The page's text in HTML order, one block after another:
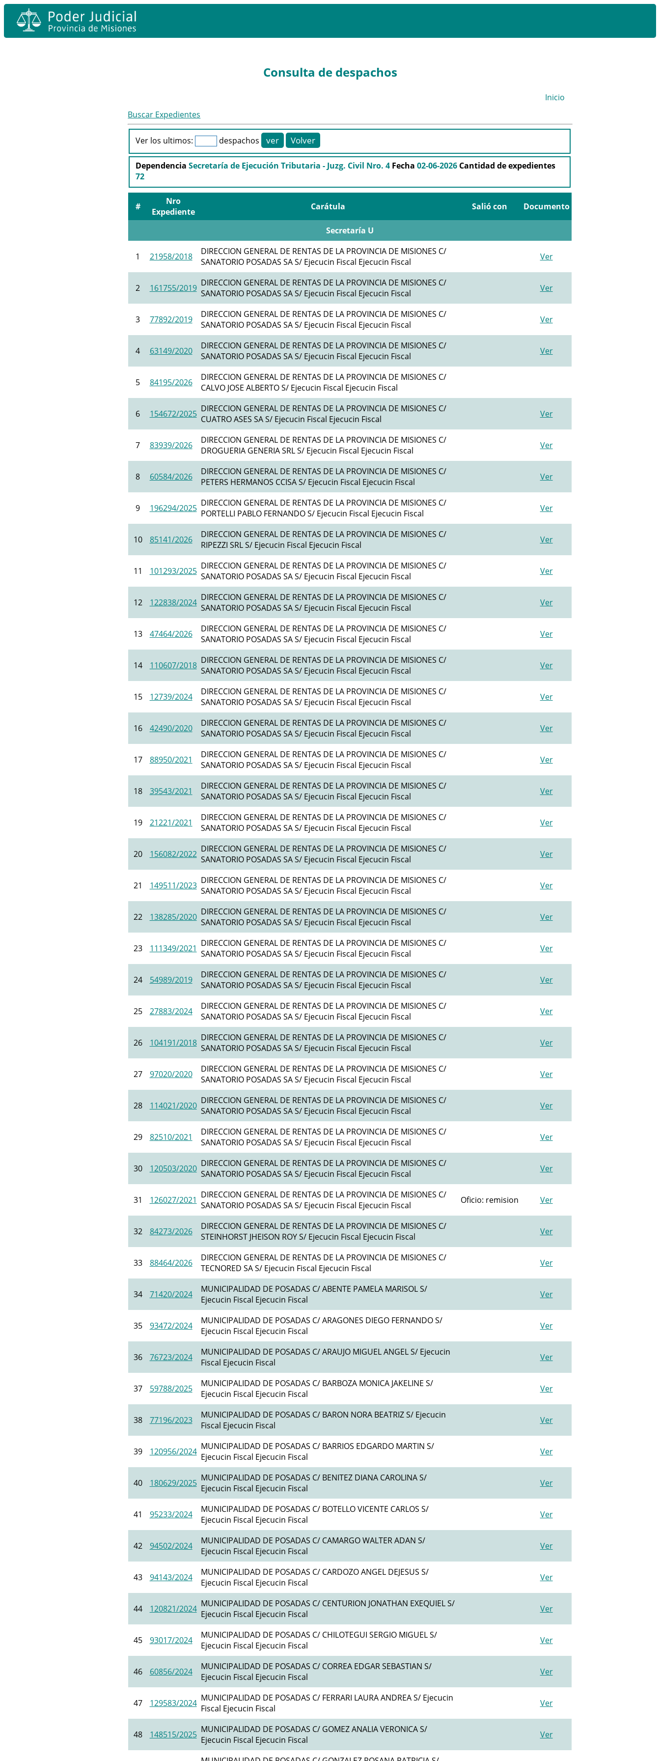
Consulta de despachos
Inicio
Buscar Expedientes
Ver los ultimos: despachos
DependenciaSecretaría de Ejecución Tributaria - Juzg. Civil Nro. 4 Fecha02-06-2026 Cantidad de expedientes
72
#
Nro
Expediente
Carátula Salió con Documento
Secretaría U
1 21958/2018
DIRECCION GENERAL DE RENTAS DE LA PROVINCIA DE MISIONES C/
SANATORIO POSADAS SA S/ Ejecucin Fiscal Ejecucin Fiscal
Ver
2 161755/2019 DIRECCION GENERAL DE RENTAS DE LA PROVINCIA DE MISIONES C/
SANATORIO POSADAS SA S/ Ejecucin Fiscal Ejecucin Fiscal
Ver
3 77892/2019
DIRECCION GENERAL DE RENTAS DE LA PROVINCIA DE MISIONES C/
SANATORIO POSADAS SA S/ Ejecucin Fiscal Ejecucin Fiscal
Ver
4 63149/2020
DIRECCION GENERAL DE RENTAS DE LA PROVINCIA DE MISIONES C/
SANATORIO POSADAS SA S/ Ejecucin Fiscal Ejecucin Fiscal
Ver
5 84195/2026
DIRECCION GENERAL DE RENTAS DE LA PROVINCIA DE MISIONES C/
CALVO JOSE ALBERTO S/ Ejecucin Fiscal Ejecucin Fiscal
6 154672/2025 DIRECCION GENERAL DE RENTAS DE LA PROVINCIA DE MISIONES C/
CUATRO ASES SA S/ Ejecucin Fiscal Ejecucin Fiscal
Ver
7 83939/2026
DIRECCION GENERAL DE RENTAS DE LA PROVINCIA DE MISIONES C/
DROGUERIA GENERIA SRL S/ Ejecucin Fiscal Ejecucin Fiscal
Ver
8 60584/2026
DIRECCION GENERAL DE RENTAS DE LA PROVINCIA DE MISIONES C/
PETERS HERMANOS CCISA S/ Ejecucin Fiscal Ejecucin Fiscal
Ver
9 196294/2025 DIRECCION GENERAL DE RENTAS DE LA PROVINCIA DE MISIONES C/
PORTELLI PABLO FERNANDO S/ Ejecucin Fiscal Ejecucin Fiscal
Ver
10 85141/2026
DIRECCION GENERAL DE RENTAS DE LA PROVINCIA DE MISIONES C/
RIPEZZI SRL S/ Ejecucin Fiscal Ejecucin Fiscal
Ver
11 101293/2025 DIRECCION GENERAL DE RENTAS DE LA PROVINCIA DE MISIONES C/
SANATORIO POSADAS SA S/ Ejecucin Fiscal Ejecucin Fiscal
Ver
12 122838/2024 DIRECCION GENERAL DE RENTAS DE LA PROVINCIA DE MISIONES C/
SANATORIO POSADAS SA S/ Ejecucin Fiscal Ejecucin Fiscal
Ver
13 47464/2026
DIRECCION GENERAL DE RENTAS DE LA PROVINCIA DE MISIONES C/
SANATORIO POSADAS SA S/ Ejecucin Fiscal Ejecucin Fiscal
Ver
14 110607/2018 DIRECCION GENERAL DE RENTAS DE LA PROVINCIA DE MISIONES C/
SANATORIO POSADAS SA S/ Ejecucin Fiscal Ejecucin Fiscal
Ver
15 12739/2024
DIRECCION GENERAL DE RENTAS DE LA PROVINCIA DE MISIONES C/
SANATORIO POSADAS SA S/ Ejecucin Fiscal Ejecucin Fiscal
Ver
16 42490/2020
DIRECCION GENERAL DE RENTAS DE LA PROVINCIA DE MISIONES C/
SANATORIO POSADAS SA S/ Ejecucin Fiscal Ejecucin Fiscal
Ver
17 88950/2021
DIRECCION GENERAL DE RENTAS DE LA PROVINCIA DE MISIONES C/
SANATORIO POSADAS SA S/ Ejecucin Fiscal Ejecucin Fiscal
Ver
18 39543/2021
DIRECCION GENERAL DE RENTAS DE LA PROVINCIA DE MISIONES C/
SANATORIO POSADAS SA S/ Ejecucin Fiscal Ejecucin Fiscal
Ver
19 21221/2021
DIRECCION GENERAL DE RENTAS DE LA PROVINCIA DE MISIONES C/
SANATORIO POSADAS SA S/ Ejecucin Fiscal Ejecucin Fiscal
Ver
20 156082/2022 DIRECCION GENERAL DE RENTAS DE LA PROVINCIA DE MISIONES C/
SANATORIO POSADAS SA S/ Ejecucin Fiscal Ejecucin Fiscal
Ver
21 149511/2023 DIRECCION GENERAL DE RENTAS DE LA PROVINCIA DE MISIONES C/
SANATORIO POSADAS SA S/ Ejecucin Fiscal Ejecucin Fiscal
Ver
22 138285/2020 DIRECCION GENERAL DE RENTAS DE LA PROVINCIA DE MISIONES C/
SANATORIO POSADAS SA S/ Ejecucin Fiscal Ejecucin Fiscal
Ver
23 111349/2021 DIRECCION GENERAL DE RENTAS DE LA PROVINCIA DE MISIONES C/
SANATORIO POSADAS SA S/ Ejecucin Fiscal Ejecucin Fiscal
Ver
24 54989/2019
DIRECCION GENERAL DE RENTAS DE LA PROVINCIA DE MISIONES C/
SANATORIO POSADAS SA S/ Ejecucin Fiscal Ejecucin Fiscal
Ver
25 27883/2024
DIRECCION GENERAL DE RENTAS DE LA PROVINCIA DE MISIONES C/
SANATORIO POSADAS SA S/ Ejecucin Fiscal Ejecucin Fiscal
Ver
26 104191/2018 DIRECCION GENERAL DE RENTAS DE LA PROVINCIA DE MISIONES C/
SANATORIO POSADAS SA S/ Ejecucin Fiscal Ejecucin Fiscal
Ver
27 97020/2020
DIRECCION GENERAL DE RENTAS DE LA PROVINCIA DE MISIONES C/
SANATORIO POSADAS SA S/ Ejecucin Fiscal Ejecucin Fiscal
Ver
28 114021/2020 DIRECCION GENERAL DE RENTAS DE LA PROVINCIA DE MISIONES C/
SANATORIO POSADAS SA S/ Ejecucin Fiscal Ejecucin Fiscal
Ver
29 82510/2021
DIRECCION GENERAL DE RENTAS DE LA PROVINCIA DE MISIONES C/
SANATORIO POSADAS SA S/ Ejecucin Fiscal Ejecucin Fiscal
Ver
30 120503/2020 DIRECCION GENERAL DE RENTAS DE LA PROVINCIA DE MISIONES C/
SANATORIO POSADAS SA S/ Ejecucin Fiscal Ejecucin Fiscal
Ver
31 126027/2021 DIRECCION GENERAL DE RENTAS DE LA PROVINCIA DE MISIONES C/
SANATORIO POSADAS SA S/ Ejecucin Fiscal Ejecucin Fiscal
Oficio: remision Ver
32 84273/2026
DIRECCION GENERAL DE RENTAS DE LA PROVINCIA DE MISIONES C/
STEINHORST JHEISON ROY S/ Ejecucin Fiscal Ejecucin Fiscal
Ver
33 88464/2026
DIRECCION GENERAL DE RENTAS DE LA PROVINCIA DE MISIONES C/
TECNORED SA S/ Ejecucin Fiscal Ejecucin Fiscal
Ver
34 71420/2024
MUNICIPALIDAD DE POSADAS C/ ABENTE PAMELA MARISOL S/
Ejecucin Fiscal Ejecucin Fiscal
Ver
35 93472/2024
MUNICIPALIDAD DE POSADAS C/ ARAGONES DIEGO FERNANDO S/
Ejecucin Fiscal Ejecucin Fiscal
Ver
36 76723/2024
MUNICIPALIDAD DE POSADAS C/ ARAUJO MIGUEL ANGEL S/ Ejecucin
Fiscal Ejecucin Fiscal
Ver
37 59788/2025
MUNICIPALIDAD DE POSADAS C/ BARBOZA MONICA JAKELINE S/
Ejecucin Fiscal Ejecucin Fiscal
Ver
38 77196/2023
MUNICIPALIDAD DE POSADAS C/ BARON NORA BEATRIZ S/ Ejecucin
Fiscal Ejecucin Fiscal
Ver
39 120956/2024 MUNICIPALIDAD DE POSADAS C/ BARRIOS EDGARDO MARTIN S/
Ejecucin Fiscal Ejecucin Fiscal
Ver
40 180629/2025 MUNICIPALIDAD DE POSADAS C/ BENITEZ DIANA CAROLINA S/
Ejecucin Fiscal Ejecucin Fiscal
Ver
41 95233/2024
MUNICIPALIDAD DE POSADAS C/ BOTELLO VICENTE CARLOS S/
Ejecucin Fiscal Ejecucin Fiscal
Ver
42 94502/2024
MUNICIPALIDAD DE POSADAS C/ CAMARGO WALTER ADAN S/
Ejecucin Fiscal Ejecucin Fiscal
Ver
43 94143/2024
MUNICIPALIDAD DE POSADAS C/ CARDOZO ANGEL DEJESUS S/
Ejecucin Fiscal Ejecucin Fiscal
Ver
44 120821/2024 MUNICIPALIDAD DE POSADAS C/ CENTURION JONATHAN EXEQUIEL S/
Ejecucin Fiscal Ejecucin Fiscal
Ver
45 93017/2024
MUNICIPALIDAD DE POSADAS C/ CHILOTEGUI SERGIO MIGUEL S/
Ejecucin Fiscal Ejecucin Fiscal
Ver
46 60856/2024
MUNICIPALIDAD DE POSADAS C/ CORREA EDGAR SEBASTIAN S/
Ejecucin Fiscal Ejecucin Fiscal
Ver
47 129583/2024 MUNICIPALIDAD DE POSADAS C/ FERRARI LAURA ANDREA S/ Ejecucin
Fiscal Ejecucin Fiscal
Ver
48 148515/2025 MUNICIPALIDAD DE POSADAS C/ GOMEZ ANALIA VERONICA S/
Ejecucin Fiscal Ejecucin Fiscal
Ver